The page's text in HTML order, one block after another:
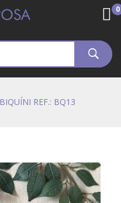
0
BIQUÍNI REF.: BQ13